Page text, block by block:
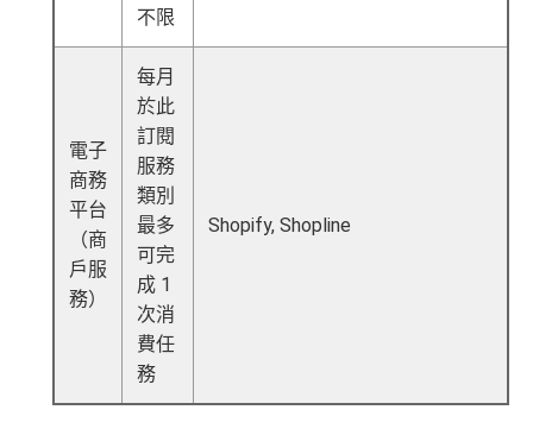
不限
電子
商務
平台
（商
戶服
務）
每月
於此
訂閱
服務
類別
最多
可完
成 1
次消
費任
務
Shopify, Shopline